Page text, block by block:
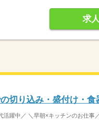
求
切り込み・盛付け・
活躍中／ ＼早朝×キッチンのお仕